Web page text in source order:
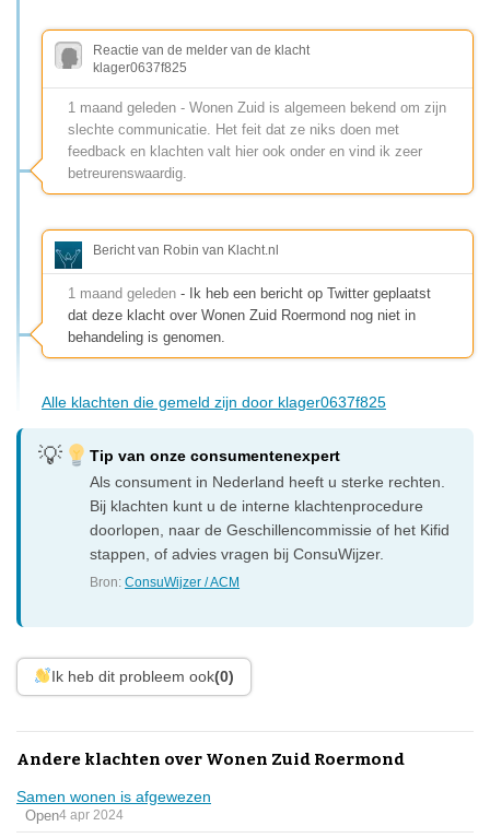
Reactie van de melder van de klacht
klager0637f825
1 maand geleden - Wonen Zuid is algemeen bekend om zijn
slechte communicatie. Het feit dat ze niks doen met
feedback en klachten valt hier ook onder en vind ik zeer
betreurenswaardig.
Bericht van Robin van Klacht.nl
1 maand geleden - Ik heb een bericht op Twitter geplaatst
dat deze klacht over Wonen Zuid Roermond nog niet in
behandeling is genomen.
Alle klachten die gemeld zijn door klager0637f825
Tip van onze consumentenexpert
Als consument in Nederland heeft u sterke rechten.
Bij klachten kunt u de interne klachtenprocedure
doorlopen, naar de Geschillencommissie of het Kifid
stappen, of advies vragen bij ConsuWijzer.
Bron:ConsuWijzer / ACM
Ik heb dit probleem ook(0)
Andere klachten over Wonen Zuid Roermond
Samen wonen is afgewezen
Open4 apr 2024